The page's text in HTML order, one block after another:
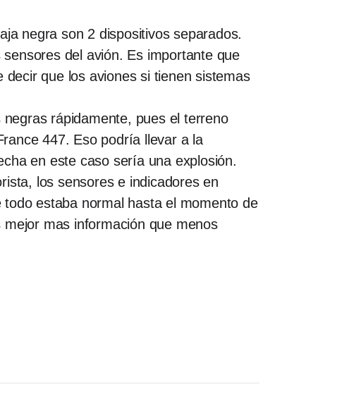
negra son 2 dispositivos separados.
del avión. Es importante que
que los aviones si tienen sistemas
rápidamente, pues el terreno
447. Eso podría llevar a la
en este caso sería una explosión.
los sensores e indicadores en
estaba normal hasta el momento de
mas información que menos